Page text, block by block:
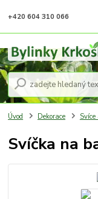
+420 604 310 066
Úvod Dekorace
Svíčka na